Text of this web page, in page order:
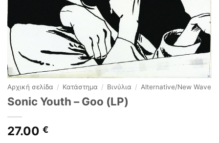
Αρχική σελίδα / Κατάστημα / Βινύλια / Alternative/New Wave
Sonic Youth – Goo (LP)
27.00 €